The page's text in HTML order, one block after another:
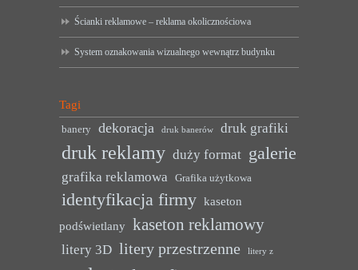
Ścianki reklamowe – reklama okolicznościowa
System oznakowania wizualnego wewnątrz budynku
Tagi
banery dekoracja druk banerów druk grafiki
druk reklamy duży format galerie
grafika reklamowa Grafika użytkowa
identyfikacja firmy kaseton
podświetlany kaseton reklamowy
litery 3D litery przestrzenne litery z